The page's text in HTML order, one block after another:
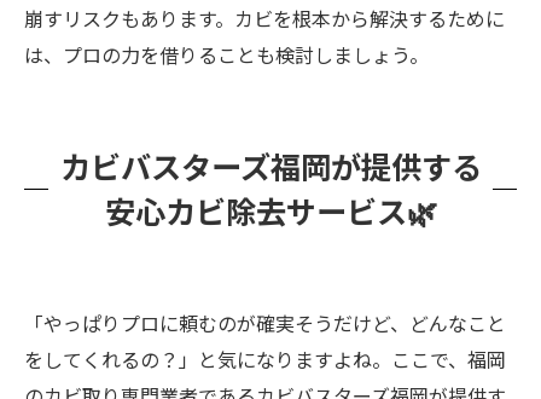
崩すリスクもあります。カビを根本から解決するために
は、プロの力を借りることも検討しましょう。
カビバスターズ福岡が提供する
安心カビ除去サービス🌿
「やっぱりプロに頼むのが確実そうだけど、どんなこと
をしてくれるの？」と気になりますよね。ここで、福岡